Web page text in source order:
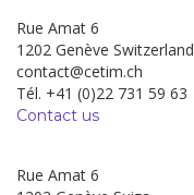
Rue Amat 6
1202 Genève Switzerland
contact@cetim.ch
Tél. +41 (0)22 731 59 63
Contact us
Rue Amat 6